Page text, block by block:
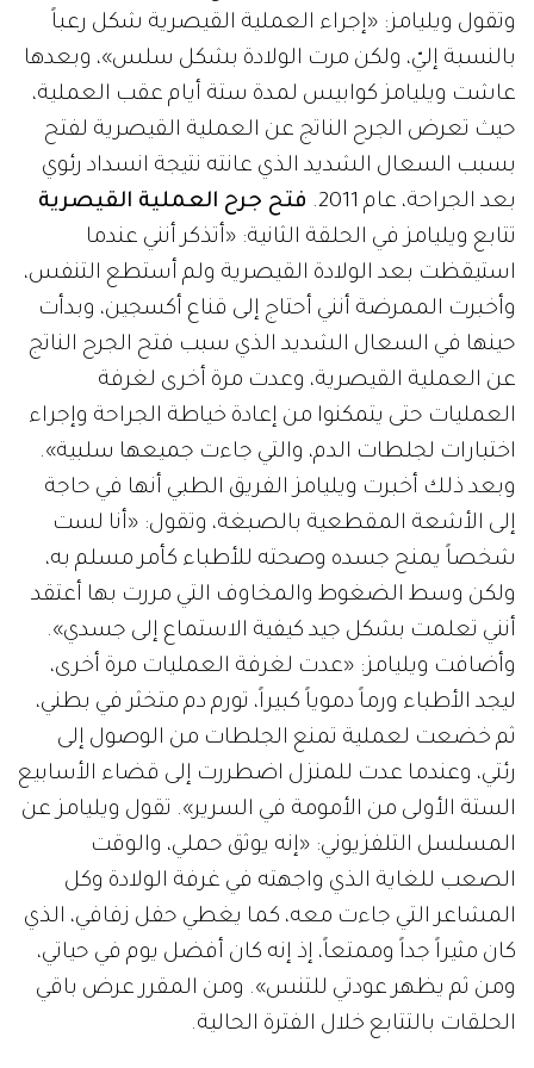
وتقول ويليامز: «إجراء العملية القيصرية شكل رعباً
بالنسبة إليّ، ولكن مرت الولادة بشكل سلس»، وبعدها
عاشت ويليامز كوابيس لمدة ستة أيام عقب العملية،
حيث تعرض الجرح الناتج عن العملية القيصرية لفتح
بسبب السعال الشديد الذي عانته نتيجة انسداد رئوي
بعد الجراحة، عام 2011.
فتح جرح العملية القيصرية
تتابع ويليامز في الحلقة الثانية: «أتذكر أنني عندما
استيقظت بعد الولادة القيصرية ولم أستطع التنفس،
وأخبرت الممرضة أنني أحتاج إلى قناع أكسجين، وبدأت
حينها في السعال الشديد الذي سبب فتح الجرح الناتج
عن العملية القيصرية، وعدت مرة أخرى لغرفة
العمليات حتى يتمكنوا من إعادة خياطة الجراحة وإجراء
اختبارات لجلطات الدم، والتي جاءت جميعها سلبية».
وبعد ذلك أخبرت ويليامز الفريق الطبي أنها في حاجة
إلى الأشعة المقطعية بالصبغة، وتقول: «أنا لست
شخصاً يمنح جسده وصحته للأطباء كأمر مسلم به،
ولكن وسط الضغوط والمخاوف التي مررت بها أعتقد
أنني تعلمت بشكل جيد كيفية الاستماع إلى جسدي».
وأضافت ويليامز: «عدت لغرفة العمليات مرة أخرى،
ليجد الأطباء ورماً دموياً كبيراً، تورم دم متخثر في بطني،
ثم خضعت لعملية تمنع الجلطات من الوصول إلى
رئتي، وعندما عدت للمنزل اضطررت إلى قضاء الأسابيع
الستة الأولى من الأمومة في السرير». تقول ويليامز عن
المسلسل التلفزيوني: «إنه يوثق حملي، والوقت
الصعب للغاية الذي واجهته في غرفة الولادة وكل
المشاعر التي جاءت معه، كما يغطي حفل زفافي، الذي
كان مثيراً جداً وممتعاً، إذ إنه كان أفضل يوم في حياتي،
ومن ثم يظهر عودتي للتنس». ومن المقرر عرض باقي
الحلقات بالتتابع خلال الفترة الحالية.